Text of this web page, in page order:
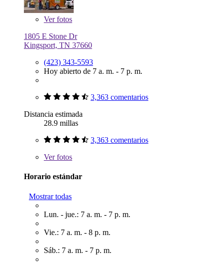
Verfotos
1805 E Stone Dr
Kingsport, TN 37660
(423) 343-5593
Hoy abierto de 7 a. m. - 7 p. m.
3,363 comentarios
Distancia estimada
28.9 millas
3,363 comentarios
Verfotos
Horario estándar
Mostrar todas
Lun. - jue.: 7 a. m. - 7 p. m.
Vie.: 7 a. m. - 8 p. m.
Sáb.: 7 a. m. - 7 p. m.